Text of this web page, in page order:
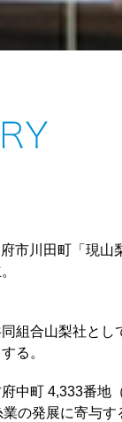
市川田町「現山
組合山梨社とし
る。
中町 4,333番地
の発展に寄与